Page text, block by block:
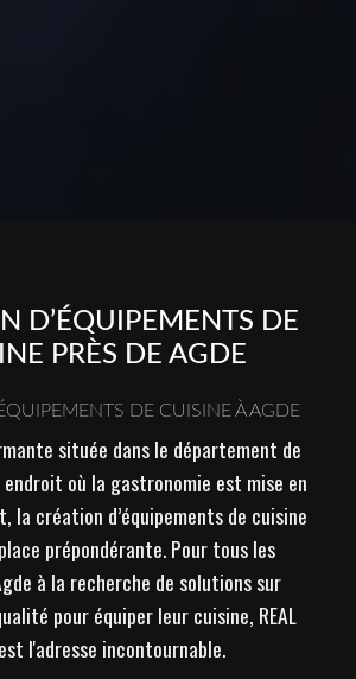
D’ÉQUIPEMENTS DE
PRÈS DE AGDE
DE CUISINE À AGDE
située dans le département de
où la gastronomie est mise en
la création d’équipements de cuisine
prépondérante. Pour tous les
à la recherche de solutions sur
pour équiper leur cuisine, REAL
l'adresse incontournable.